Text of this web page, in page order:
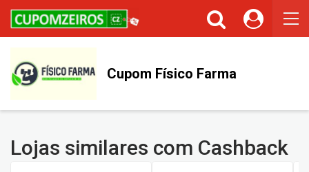
Cupom Físico Farma
Lojas similares com Cashback